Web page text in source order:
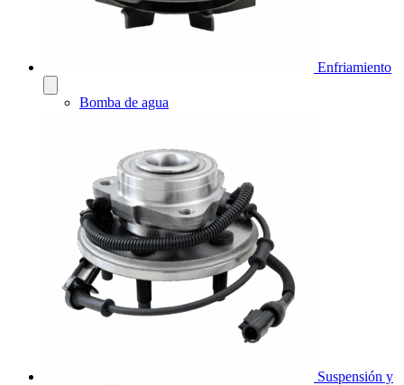
Enfriamiento
Bomba de agua
Suspensión y